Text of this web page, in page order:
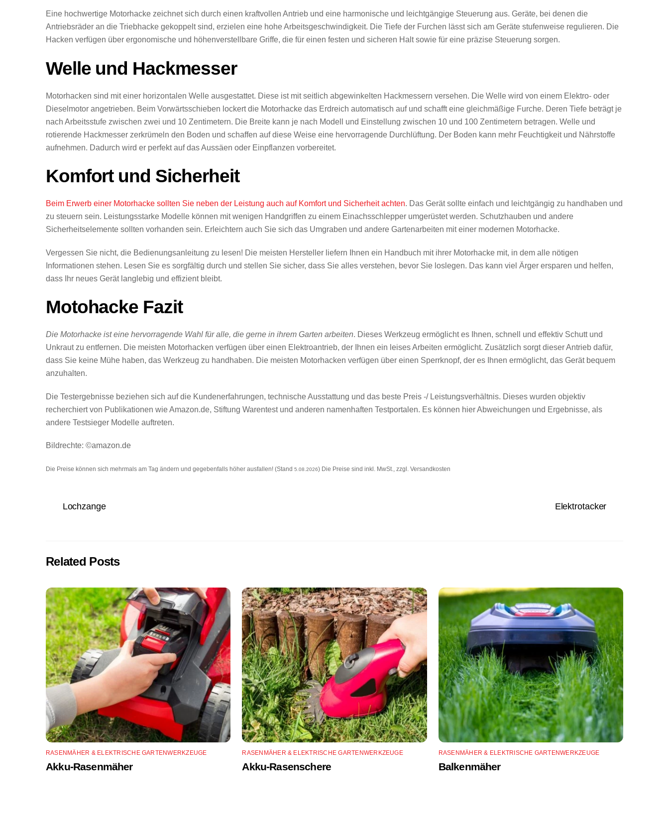
Eine hochwertige Motorhacke zeichnet sich durch einen kraftvollen Antrieb und eine harmonische und leichtgängige Steuerung aus. Geräte, bei denen die
Antriebsräder an die Triebhacke gekoppelt sind, erzielen eine hohe Arbeitsgeschwindigkeit. Die Tiefe der Furchen lässt sich am Geräte stufenweise regulieren. Die
Hacken verfügen über ergonomische und höhenverstellbare Griffe, die für einen festen und sicheren Halt sowie für eine präzise Steuerung sorgen.
Welle und Hackmesser
Motorhacken sind mit einer horizontalen Welle ausgestattet. Diese ist mit seitlich abgewinkelten Hackmessern versehen. Die Welle wird von einem Elektro- oder
Dieselmotor angetrieben. Beim Vorwärtsschieben lockert die Motorhacke das Erdreich automatisch auf und schafft eine gleichmäßige Furche. Deren Tiefe beträgt je
nach Arbeitsstufe zwischen zwei und 10 Zentimetern. Die Breite kann je nach Modell und Einstellung zwischen 10 und 100 Zentimetern betragen. Welle und
rotierende Hackmesser zerkrümeln den Boden und schaffen auf diese Weise eine hervorragende Durchlüftung. Der Boden kann mehr Feuchtigkeit und Nährstoffe
aufnehmen. Dadurch wird er perfekt auf das Aussäen oder Einpflanzen vorbereitet.
Komfort und Sicherheit
Beim Erwerb einer Motorhacke sollten Sie neben der Leistung auch auf Komfort und Sicherheit achten. Das Gerät sollte einfach und leichtgängig zu handhaben und
zu steuern sein. Leistungsstarke Modelle können mit wenigen Handgriffen zu einem Einachsschlepper umgerüstet werden. Schutzhauben und andere
Sicherheitselemente sollten vorhanden sein. Erleichtern auch Sie sich das Umgraben und andere Gartenarbeiten mit einer modernen Motorhacke.
Vergessen Sie nicht, die Bedienungsanleitung zu lesen! Die meisten Hersteller liefern Ihnen ein Handbuch mit ihrer Motorhacke mit, in dem alle nötigen
Informationen stehen. Lesen Sie es sorgfältig durch und stellen Sie sicher, dass Sie alles verstehen, bevor Sie loslegen. Das kann viel Ärger ersparen und helfen,
dass Ihr neues Gerät langlebig und effizient bleibt.
Motohacke Fazit
Die Motorhacke ist eine hervorragende Wahl für alle, die gerne in ihrem Garten arbeiten. Dieses Werkzeug ermöglicht es Ihnen, schnell und effektiv Schutt und
Unkraut zu entfernen. Die meisten Motorhacken verfügen über einen Elektroantrieb, der Ihnen ein leises Arbeiten ermöglicht. Zusätzlich sorgt dieser Antrieb dafür,
dass Sie keine Mühe haben, das Werkzeug zu handhaben. Die meisten Motorhacken verfügen über einen Sperrknopf, der es Ihnen ermöglicht, das Gerät bequem
anzuhalten.
Die Testergebnisse beziehen sich auf die Kundenerfahrungen, technische Ausstattung und das beste Preis -/ Leistungsverhältnis. Dieses wurden objektiv
recherchiert von Publikationen wie Amazon.de, Stiftung Warentest und anderen namenhaften Testportalen. Es können hier Abweichungen und Ergebnisse, als
andere Testsieger Modelle auftreten.
Bildrechte: ©amazon.de
Die Preise können sich mehrmals am Tag ändern und gegebenfalls höher ausfallen! (Stand 5.08.2026) Die Preise sind inkl. MwSt., zzgl. Versandkosten
Lochzange Elektrotacker
Related Posts
RASENMÄHER & ELEKTRISCHE GARTENWERKZEUGE
Akku-Rasenmäher
RASENMÄHER & ELEKTRISCHE GARTENWERKZEUGE
Akku-Rasenschere
RASENMÄHER & ELEKTRISCHE GARTENWERKZEUGE
Balkenmäher